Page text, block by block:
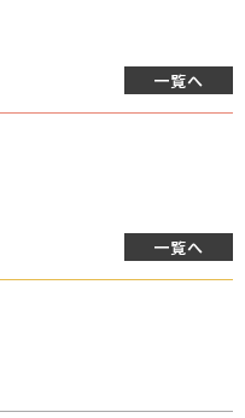
一覧へ
一覧へ